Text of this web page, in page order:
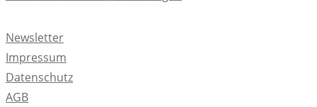
Newsletter
Impressum
Datenschutz
AGB